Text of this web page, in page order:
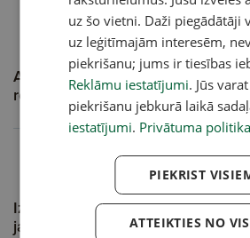
22.05.2024, 12:00
Augļotāju aizdevumiem
rekordu, palielinās iedzīvotāju
Izdevniecības "Jumava" nodokļu
jau sasniedzis gandrīz 20
uz šo vietni. Daži piegādātāji
uz leģitīmajām interesēm,
piekrišanu; jums ir tiesības
Reklāmu iestatījumi. Jūs
piekrišanu jebkurā laikā
iestatījumi. Privātuma politika
PIEKRIST
ATTEIKTIES NO